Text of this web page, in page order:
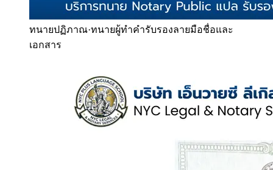
ทนายปฏิภาณ·ทนายผู้ทำคำรับรองลายมือชื่อและ
เอกสาร